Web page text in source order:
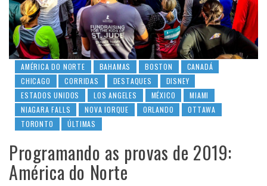
AMÉRICA DO NORTE BAHAMAS BOSTON
CANADÁ
CHICAGO
CORRIDAS DESTAQUES
DISNEY
ESTADOS UNIDOS
LOS ANGELES MÉXICO
MIAMI
NIAGARA FALLS
NOVA IORQUE ORLANDO
OTTAWA
TORONTO
ÚLTIMAS
Programando as provas de 2019:
América do Norte